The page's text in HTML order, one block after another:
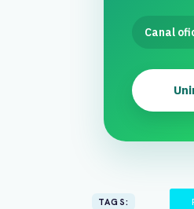
Canal
TAGS: